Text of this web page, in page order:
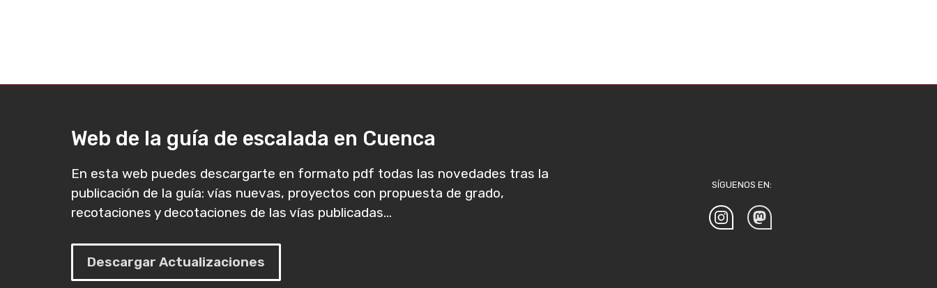
Web de la guía de escalada en Cuenca
En esta web puedes descargarte en formato pdf todas las novedades tras la
publicación de la guía: vías nuevas, proyectos con propuesta de grado,
recotaciones y decotaciones de las vías publicadas...
Descargar Actualizaciones
SÍGUENOS EN: